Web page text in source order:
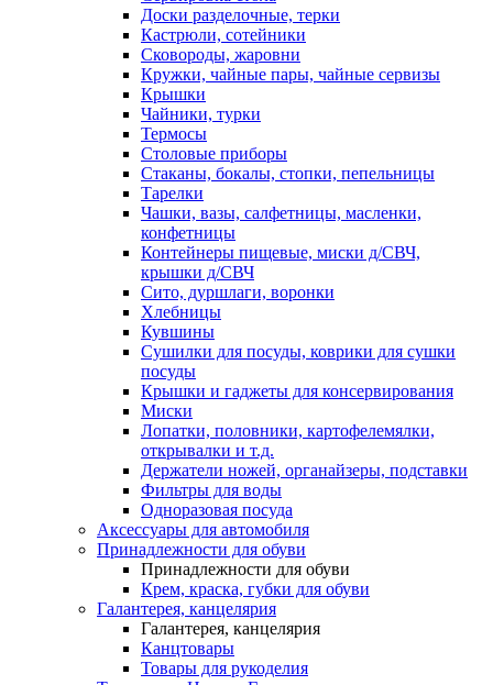
Доски разделочные, терки
Кастрюли, сотейники
Сковороды, жаровни
Кружки, чайные пары, чайные сервизы
Крышки
Чайники, турки
Термосы
Столовые приборы
Стаканы, бокалы, стопки, пепельницы
Тарелки
Чашки, вазы, салфетницы, масленки,
конфетницы
Контейнеры пищевые, миски д/СВЧ,
крышки д/СВЧ
Сито, дуршлаги, воронки
Хлебницы
Кувшины
Сушилки для посуды, коврики для сушки
посуды
Крышки и гаджеты для консервирования
Миски
Лопатки, половники, картофелемялки,
открывалки и т.д.
Держатели ножей, органайзеры, подставки
Фильтры для воды
Одноразовая посуда
Аксессуары для автомобиля
Принадлежности для обуви
Принадлежности для обуви
Крем, краска, губки для обуви
Галантерея, канцелярия
Галантерея, канцелярия
Канцтовары
Товары для рукоделия